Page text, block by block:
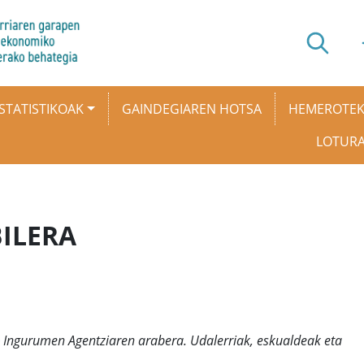
GAINDEGIAREN HOTSA
Agentziaren arabera. Udalerriak, eskualdeak eta